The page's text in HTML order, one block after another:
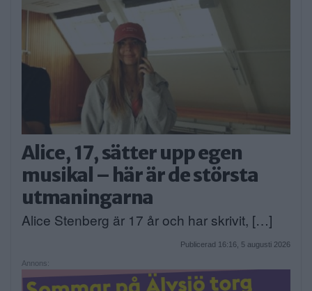
Alice, 17, sätter upp egen
musikal – här är de största
utmaningarna
Alice Stenberg är 17 år och har skrivit, […]
Publicerad 16:16, 5 augusti 2026
Annons: